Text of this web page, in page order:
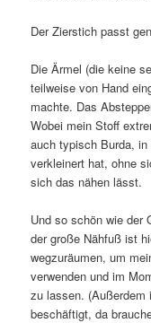
Der Zierstich passt
Die Ärmel (die keine
teilweise von Hand
machte. Das
Wobei mein Stoff
auch typisch Burda,
verkleinert hat, ohne
sich das nähen lässt.
Und so schön wie der
der große Nähfuß ist
wegzuräumen, um
verwenden und im
zu lassen.
beschäftigt, da